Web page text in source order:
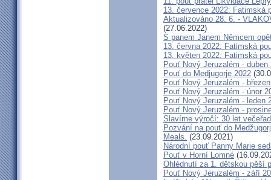
13. července 2022: Fatimská
Aktualizováno 28. 6. -
(27.06.2022)
S panem Janem Němcem
13. června 2022: Fatimská
13. květen 2022: Fatimská
Pouť Nový Jeruzalém - duben
Pouť do Medjugorje 2022
Pouť Nový Jeruzalém -
Pouť Nový Jeruzalém - únor
Pouť Nový Jeruzalém - leden
Pouť Nový Jeruzalém -
Slavíme výročí: 30 let
Pozvání na pouť do
Meals. (23.09.2021)
Národní pouť Panny Marie
Pouť v Horní Lomné
Ohlédnutí za 1. dětskou pěší
Pouť Nový Jeruzalém - září